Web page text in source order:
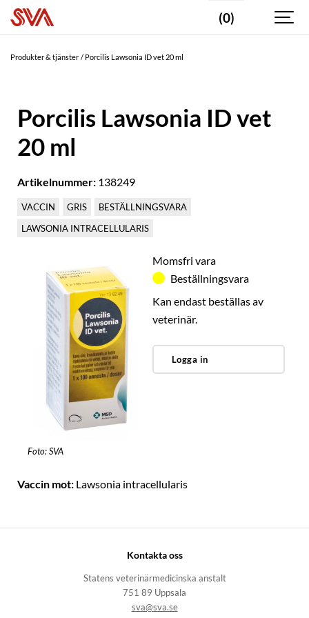
(0)
Produkter & tjänster Porcilis Lawsonia ID vet 20 ml
Porcilis Lawsonia ID vet
20 ml
Artikelnummer: 138249
VACCIN GRIS
BESTÄLLNINGSVARA
LAWSONIA INTRACELLULARIS
Foto: SVA
Momsfri vara
Beställningsvara
Kan endast beställas av
veterinär.
Logga in
Vaccin mot: Lawsonia intracellularis
Kontakta oss
Statens veterinärmedicinska anstalt
751 89 Uppsala
sva@sva.se